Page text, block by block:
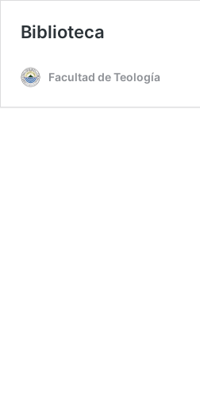
Biblioteca
Facultad de Teología